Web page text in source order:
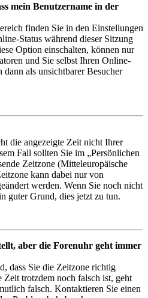
mein Benutzername in der
finden Sie in den Einstellungen
Status während dieser Sitzung
Option einschalten, können nur
und Sie selbst Ihren Online-
dann als unsichtbarer Besucher
die angezeigte Zeit nicht Ihrer
Fall sollten Sie im „Persönlichen
Zeitzone (Mitteleuropäische
kann dabei nur von
werden. Wenn Sie noch nicht
guter Grund, dies jetzt zu tun.
aber die Forenuhr geht immer
dass Sie die Zeitzone richtig
Zeit trotzdem noch falsch ist, geht
falsch. Kontaktieren Sie einen